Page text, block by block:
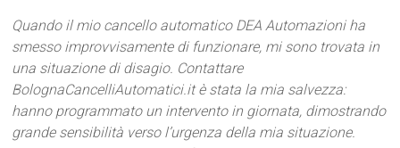
Quando il mio cancello automatico DEA Automazioni ha
smesso improvvisamente di funzionare, mi sono trovata in
una situazione di disagio. Contattare
BolognaCancelliAutomatici.it è stata la mia salvezza:
hanno programmato un intervento in giornata, dimostrando
grande sensibilità verso l’urgenza della mia situazione.